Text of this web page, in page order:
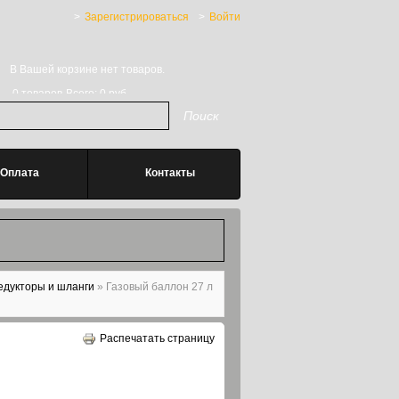
Зарегистрироваться
Войти
В Вашей корзине нет товаров.
0 товаров Всего: 0 руб
Оплата Контакты
и шланги » Газовый баллон 27 л
Распечатать страницу